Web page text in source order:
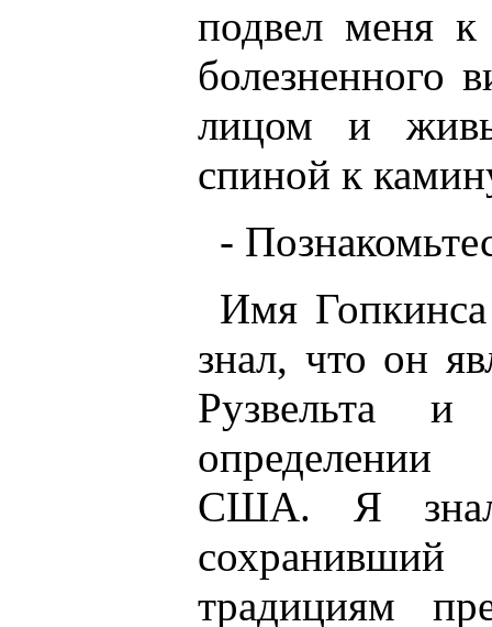
подвел меня к
болезненного
лицом и
спиной к
-
Имя
знал, что он
Рузвельта
определении
США. Я
сохранивший
традициям